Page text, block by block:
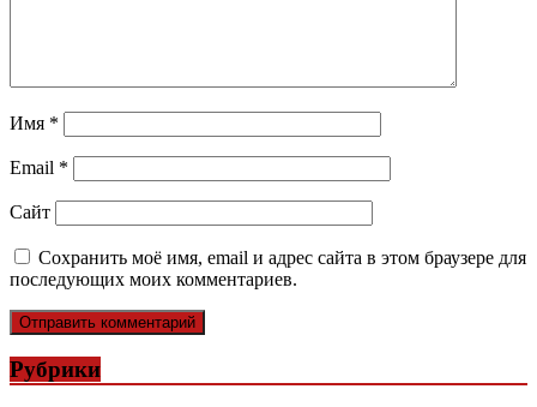
Имя *
Email *
Сайт
Сохранить моё имя, email и адрес сайта в этом браузере для
последующих моих комментариев.
Рубрики